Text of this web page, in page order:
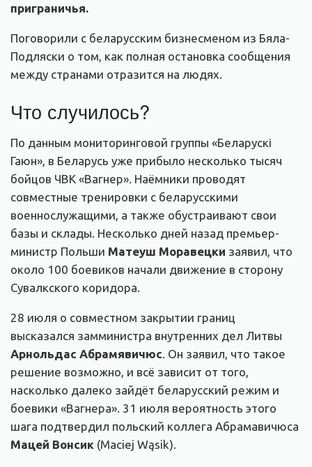
приграничья.
Поговорили с беларусским бизнесменом из Бяла-
Подляски о том, как полная остановка сообщения
между странами отразится на людях.
Что случилось?
По данным мониторинговой группы «Беларускі
Гаюн», в Беларусь уже прибыло несколько тысяч
бойцов ЧВК «Вагнер». Наёмники проводят
совместные тренировки с беларусскими
военнослужащими, а также обустраивают свои
базы и склады. Несколько дней назад премьер-
министр Польши Матеуш Моравецки заявил, что
около 100 боевиков начали движение в сторону
Сувалкского коридора.
28 июля о совместном закрытии границ
высказался замминистра внутренних дел Литвы
Арнольдас Абрамявичюс . Он заявил, что такое
решение возможно, и всё зависит от того,
насколько далеко зайдёт беларусский режим и
боевики «Вагнера». 31 июля вероятность этого
шага подтвердил польский коллега Абрамавичюса
Мацей Вонсик (Maciej Wąsik).